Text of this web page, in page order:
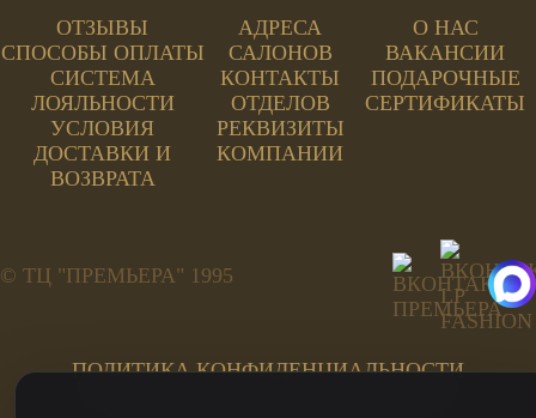
ОТЗЫВЫ
СПОСОБЫ ОПЛАТЫ
СИСТЕМА
ЛОЯЛЬНОСТИ
УСЛОВИЯ
ДОСТАВКИ И
ВОЗВРАТА
АДРЕСА
САЛОНОВ
КОНТАКТЫ
ОТДЕЛОВ
РЕКВИЗИТЫ
КОМПАНИИ
О НАС
ВАКАНСИИ
ПОДАРОЧНЫЕ
СЕРТИФИКАТЫ
© ТЦ "ПРЕМЬЕРА" 1995
ПОЛИТИКА КОНФИДЕНЦИАЛЬНОСТИ